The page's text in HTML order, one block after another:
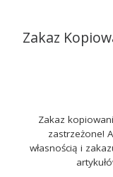
Zakaz
Zakaz
zastrzeżone!
własnością i